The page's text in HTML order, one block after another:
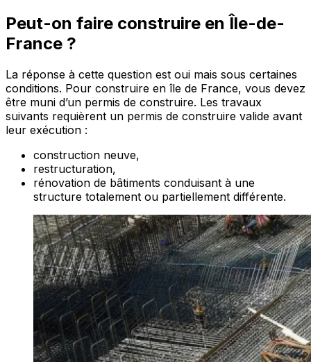
Peut-on faire construire en Île-de-
France ?
La réponse à cette question est oui mais sous certaines
conditions. Pour construire en île de France, vous devez
être muni d’un permis de construire. Les travaux
suivants requièrent un permis de construire valide avant
leur exécution :
construction neuve,
restructuration,
rénovation de bâtiments conduisant à une
structure totalement ou partiellement différente.